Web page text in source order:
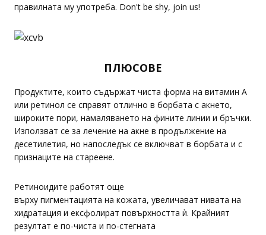
правилната му употреба. Don't be shy, join us!
ПЛЮСОВЕ
Продуктите, които съдържат чиста форма на витамин А
или ретинол се справят отлично в борбата с акнето,
широките пори, намаляването на фините линии и бръчки.
Използват се за лечение на акне в продължение на
десетилетия, но напоследък се включват в борбата и с
признаците на стареене.
Ретиноидите работят още
върху пигментацията на кожата, увеличават нивата на
хидратация и ексфолират повърхността ѝ. Крайният
резултат е по-чиста и по-стегната